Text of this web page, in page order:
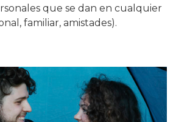
que se dan en cualquier
familiar, amistades).